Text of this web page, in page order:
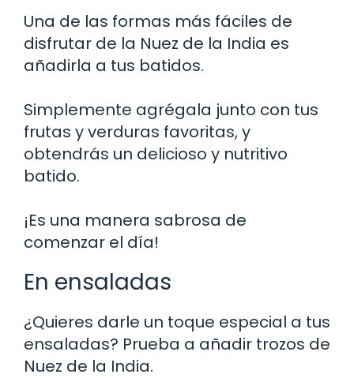
Una de las formas más fáciles de
disfrutar de la Nuez de la India es
añadirla a tus batidos.
Simplemente agrégala junto con tus
frutas y verduras favoritas, y
obtendrás un delicioso y nutritivo
batido.
¡Es una manera sabrosa de
comenzar el día!
En ensaladas
¿Quieres darle un toque especial a tus
ensaladas? Prueba a añadir trozos de
Nuez de la India.